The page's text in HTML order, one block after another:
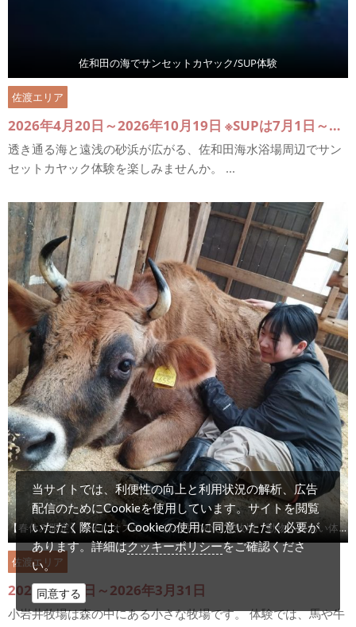
佐和田の海でサンセットカヤック/SUP体験
佐渡エリア
2026年4月20日～2026年10月19日 ※SUPは7月1日～9月30日まで
透き通る海と遠浅の砂浜が広がる、佐和田海水浴場周辺でサン
セットカヤック体験を楽しみませんか。 ...
【春休み限定】親子にオススメ！森の中の小さな牧場 動物ふれあい体験
佐渡エリア
2026年3月1日～2026年3月31日
小岩井牧場は森の中にある小さな牧場です。 体験では、馬や牛
当サイトでは、利便性の向上と利用状況の解析、広告
配信のためにCookieを使用しています。サイトを閲覧
いただく際には、Cookieの使用に同意いただく必要が
あります。詳細はクッキーポリシーをご確認くださ
い。
同意する